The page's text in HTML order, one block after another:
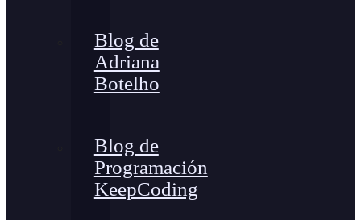
Blog de
Adriana
Botelho
Blog de
Programación
KeepCoding